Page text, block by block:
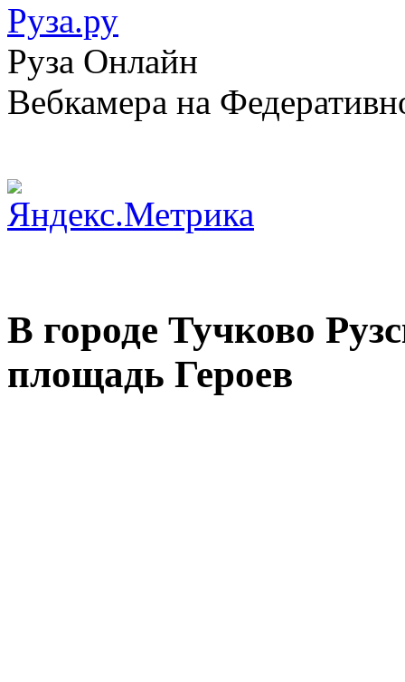
Руза.ру
Руза Онлайн
Вебкамера на
В городе Тучково
площадь Героев